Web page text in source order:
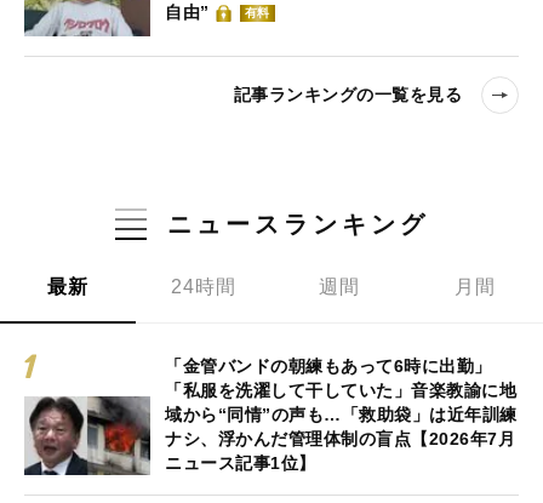
自由”
有料
記事ランキングの一覧を見る
ニュースランキング
最新 24時間 週間 月間
「金管バンドの朝練もあって6時に出勤」
「私服を洗濯して干していた」音楽教諭に地
域から“同情”の声も…「救助袋」は近年訓練
ナシ、浮かんだ管理体制の盲点【2026年7月
ニュース記事1位】